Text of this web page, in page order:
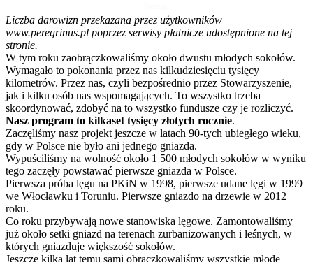
Liczba darowizn przekazana przez użytkowników
www.peregrinus.pl poprzez serwisy płatnicze udostępnione na tej
stronie.
W tym roku zaobrączkowaliśmy około dwustu młodych sokołów.
Wymagało to pokonania przez nas kilkudziesięciu tysięcy
kilometrów. Przez nas, czyli bezpośrednio przez Stowarzyszenie,
jak i kilku osób nas wspomagających. To wszystko trzeba
skoordynować, zdobyć na to wszystko fundusze czy je rozliczyć.
Nasz program to kilkaset tysięcy złotych rocznie.
Zaczęliśmy nasz projekt jeszcze w latach 90-tych ubiegłego wieku,
gdy w Polsce nie było ani jednego gniazda.
Wypuściliśmy na wolność około 1 500 młodych sokołów w wyniku
tego zaczęły powstawać pierwsze gniazda w Polsce.
Pierwsza próba lęgu na PKiN w 1998, pierwsze udane lęgi w 1999
we Włocławku i Toruniu. Pierwsze gniazdo na drzewie w 2012
roku.
Co roku przybywają nowe stanowiska lęgowe. Zamontowaliśmy
już około setki gniazd na terenach zurbanizowanych i leśnych, w
których gniazduje większość sokołów.
Jeszcze kilka lat temu sami obrączkowaliśmy wszystkie młode